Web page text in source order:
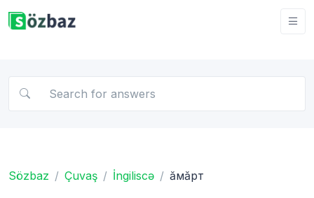
Sözbaz Çuvaş İngiliscə ăмăрт